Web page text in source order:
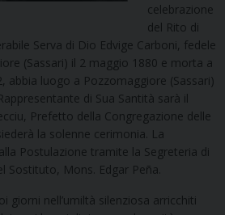
celebrazione
del Rito di
Serva di Dio Edvige Carboni, fedele
(Sassari) il 2 maggio 1880 e morta a
abbia luogo a Pozzomaggiore (Sassari)
di Sua Santità sarà il
Prefetto della Congregazione delle
la solenne cerimonia. La
Postulazione tramite la Segreteria di
Sostituto, Mons. Edgar Peña.
giorni nell’umiltà silenziosa arricchiti